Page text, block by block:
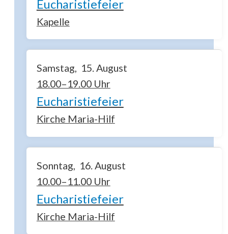
Eucharistiefeier
Kapelle
Samstag 15 August
18.00–19.00 Uhr
Eucharistiefeier
Kirche Maria-Hilf
Sonntag 16 August
10.00–11.00 Uhr
Eucharistiefeier
Kirche Maria-Hilf